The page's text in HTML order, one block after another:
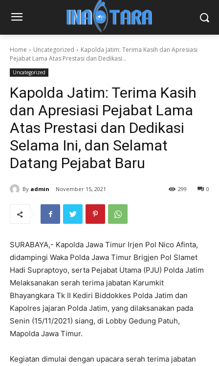
Home Uncategorized
Kapolda Jatim: Terima Kasih dan Apresiasi
Pejabat Lama Atas Prestasi dan Dedikasi...
Uncategorized
Kapolda Jatim: Terima Kasih
dan Apresiasi Pejabat Lama
Atas Prestasi dan Dedikasi
Selama Ini, dan Selamat
Datang Pejabat Baru
By admin November 15, 2021 0
299
SURABAYA,- Kapolda Jawa Timur Irjen Pol Nico Afinta,
didampingi Waka Polda Jawa Timur Brigjen Pol Slamet
Hadi Supraptoyo, serta Pejabat Utama (PJU) Polda Jatim
Melaksanakan serah terima jabatan Karumkit
Bhayangkara Tk II Kediri Biddokkes Polda Jatim dan
Kapolres jajaran Polda Jatim, yang dilaksanakan pada
Senin (15/11/2021) siang, di Lobby Gedung Patuh,
Mapolda Jawa Timur.
Kegiatan dimulai dengan upacara serah terima jabatan